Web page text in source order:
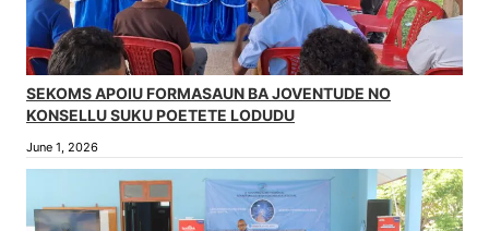
SEKOMS APOIU FORMASAUN BA JOVENTUDE NO
KONSELLU SUKU POETETE LODUDU
June 1, 2026